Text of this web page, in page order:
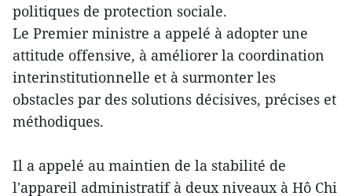
politiques de protection sociale.
Le Premier ministre a appelé à adopter une
attitude offensive, à améliorer la coordination
interinstitutionnelle et à surmonter les
obstacles par des solutions décisives, précises et
méthodiques.
Il a appelé au maintien de la stabilité de
l'appareil administratif à deux niveaux à Hô Chi